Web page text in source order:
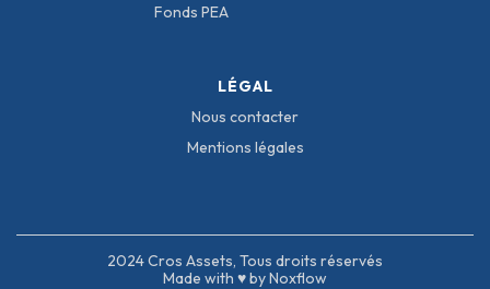
Fonds PEA
LÉGAL
Nous contacter
Mentions légales
2024 Cros Assets, Tous droits réservés
Made with ♥ by Noxflow